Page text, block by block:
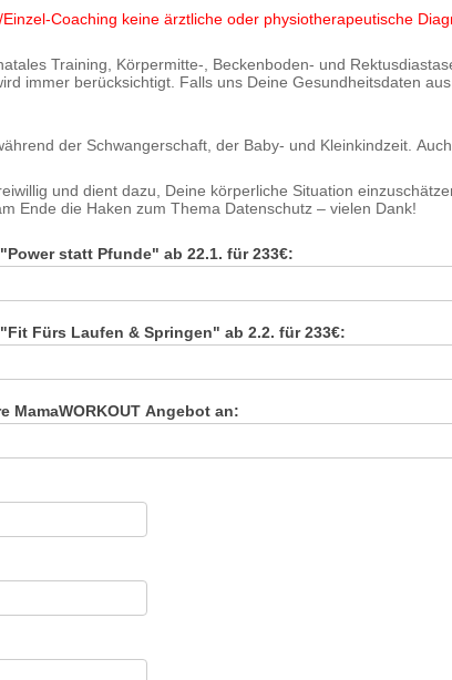
Coaching keine ärztliche oder physiotherapeutische
Training, Körpermitte-, Beckenboden- und
immer berücksichtigt. Falls uns Deine Gesundheitsdaten
der Schwangerschaft, der Baby- und Kleinkindzeit.
und dient dazu, Deine körperliche Situation
Ende die Haken zum Thema Datenschutz – vielen Dank!
statt Pfunde" ab 22.1. für 233€:
Fürs Laufen & Springen" ab 2.2. für 233€:
MamaWORKOUT Angebot an: